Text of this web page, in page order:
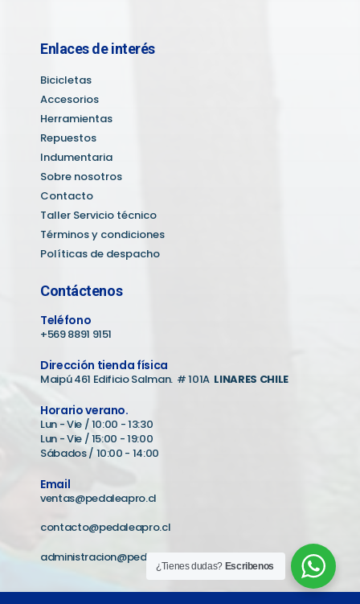
Enlaces de interés
Bicicletas
Accesorios
Herramientas
Repuestos
Indumentaria
Sobre nosotros
Contacto
Taller Servicio técnico
Términos y condiciones
Políticas de despacho
Contáctenos
Teléfono
+569 8891 9151
Dirección tienda física
Maipú 461 Edificio Salman. # 101A LINARES CHILE
Horario verano.
Lun - Vie / 10:00 - 13:30
Lun - Vie / 15:00 - 19:00
Sábados / 10:00 - 14:00
Email
ventas@pedaleapro.cl
contacto@pedaleapro.cl
administracion@pedaleapro.cl
¿Tienes dudas? Escribenos